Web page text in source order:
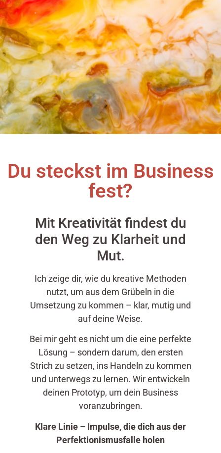
Du steckst im Business
fest?
Mit Kreativität findest du
den Weg zu Klarheit und
Mut.
Ich zeige dir, wie du kreative Methoden
nutzt, um aus dem Grübeln in die
Umsetzung zu kommen – klar, mutig und
auf deine Weise.
Bei mir geht es nicht um die eine perfekte
Lösung – sondern darum, den ersten
Strich zu setzen, ins Handeln zu kommen
und unterwegs zu lernen. Wir entwickeln
deinen Prototyp, um dein Business
voranzubringen.
Klare Linie – Impulse, die dich aus der
Perfektionismusfalle holen